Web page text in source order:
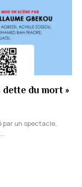
dette du mort »
par un spectacle,